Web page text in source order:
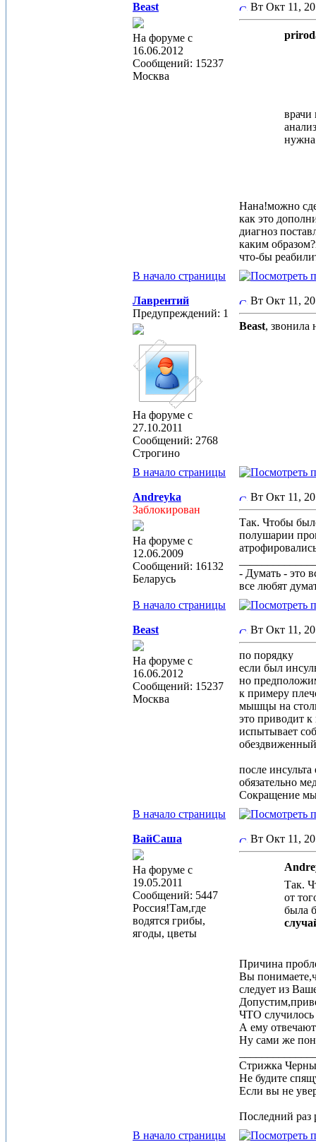
Beast
На форуме с
16.06.2012
Сообщений: 15237
Москва
Вт Окт 11,
врачи
нужна
Нана!можно
как это
диагноз
каким
что-бы
В начало страницы
Лаврентий
Предупреждений: 1
На форуме с
27.10.2011
Сообщений: 2768
Строгино
Вт Окт 11,
Beast, звонила
В начало страницы
Andreyka
Заблокирован
На форуме с
12.06.2009
Сообщений: 16132
Беларусь
Вт Окт 11,
Так. Чтобы
полушарии
- Думать - это
все любят
В начало страницы
Beast
На форуме с
16.06.2012
Сообщений: 15237
Москва
Вт Окт 11,
по порядку
если был
но
к примеру
мышцы на
это приводит
испытывает
после
обязательно
Сокращение
В начало страницы
ВайСаша
На форуме с
19.05.2011
Сообщений: 5447
Россия!Там,где
водятся грибы,
ягоды, цветы
Вт Окт 11,
Так.
от
была
Причина
Вы
следует из
ЧТО случилось
А ему
Ну сами же
Стрижка
Не будите
Если вы не
Последний раз
В начало страницы